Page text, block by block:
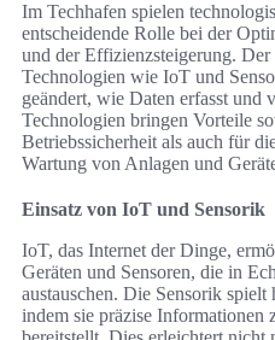
Im Techhafen spielen
entscheidende Rolle bei der
und der Effizienzsteigerung.
Technologien wie IoT und
geändert, wie Daten erfasst und
Technologien bringen Vorteile
Betriebssicherheit als auch für
Wartung von Anlagen und
Einsatz von IoT und Sensorik
IoT, das Internet der Dinge,
Geräten und Sensoren, die in
austauschen. Die Sensorik
indem sie präzise Informationen